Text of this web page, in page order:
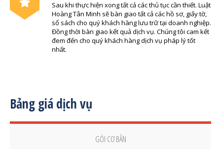
Sau khi thực hiện xong tất cả các thủ tục cần thiết. Luật
Hoàng Tân Minh sẽ bàn giao tất cả các hồ sơ, giấy tờ,
sổ sách cho quý khách hàng lưu trữ tại doanh nghiệp.
Đồng thời bàn giao kết quả dịch vụ. Chúng tôi cam kết
đem đến cho quý khách hàng dịch vụ pháp lý tốt
nhất.
Bảng giá dịch vụ
GÓI CƠ BẢN